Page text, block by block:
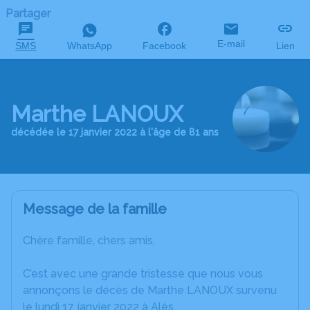
Partager
SMS WhatsApp Facebook E-mail Lien
Marthe LANOUX
décédée le 17 janvier 2022 à l'âge de 81 ans
Message de la famille
Chère famille, chers amis,
C’est avec une grande tristesse que nous vous
annonçons le décès de Marthe LANOUX survenu
le lundi 17 janvier 2022 à Alès.